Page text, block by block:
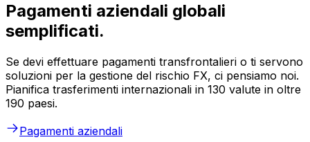
Pagamenti aziendali globali
semplificati.
Se devi effettuare pagamenti transfrontalieri o ti servono
soluzioni per la gestione del rischio FX, ci pensiamo noi.
Pianifica trasferimenti internazionali in 130 valute in oltre
190 paesi.
Pagamenti aziendali